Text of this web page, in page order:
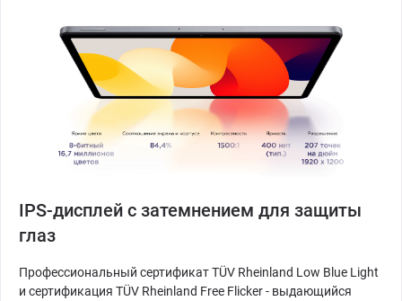
IPS-дисплей с затемнением для защиты
глаз
Профессиональный сертификат TÜV Rheinland Low Blue Light
и сертификация TÜV Rheinland Free Flicker - выдающийся